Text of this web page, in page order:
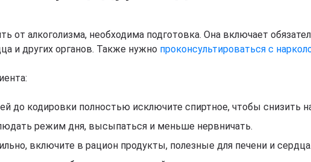
от алкоголизма, необходима подготовка. Она включает
и других органов. Также нужно проконсультироваться с
до кодировки полностью исключите спиртное, чтобы снизить
режим дня, высыпаться и меньше нервничать.
включите в рацион продукты, полезные для печени и сердца.